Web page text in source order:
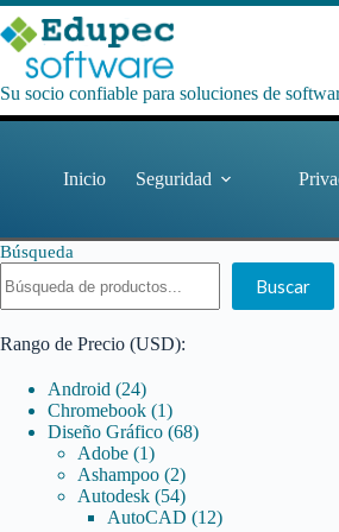
Saltar
al
contenido
Su socio confiable para soluciones de
Inicio Seguridad
Búsqueda
Buscar
Rango de Precio (USD):
Android 2424
productos
Chromebook 11
producto
Diseño Gráfico 6868
Adobe 11
producto
Ashampoo 22
productos
Autodesk 5454
productos
AutoCAD 1212